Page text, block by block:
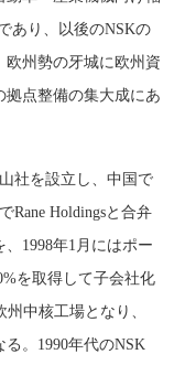
あり、以後のNSKの
欧州勢の牙城に欧州資
拠点整備の集大成にあ
社を設立し、中国で
Rane Holdingsと合弁
1998年1月にはポー
を取得して子会社化
中核工場となり、
。1990年代のNSK